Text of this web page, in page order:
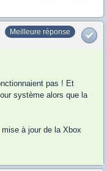
Meilleure réponse
pas ! Et
système alors que la
à jour de la Xbox